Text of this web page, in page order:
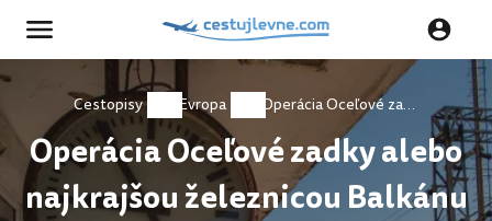
Cestopisy Evropa Operácia Oceľové zadky alebo najkrajšou železnicou Balkánu /FOTOBLOG/
Operácia Oceľové zadky alebo
najkrajšou železnicou Balkánu